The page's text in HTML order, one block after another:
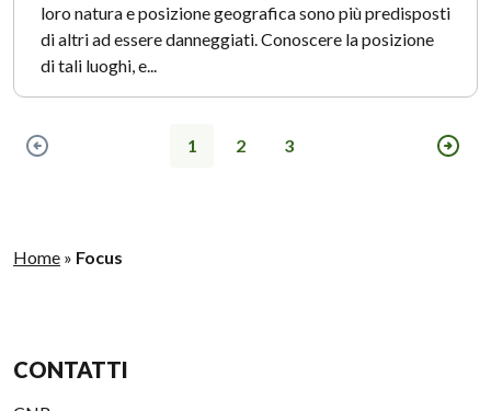
loro natura e posizione geografica sono più predisposti
di altri ad essere danneggiati. Conoscere la posizione
di tali luoghi, e...
Pagina precedente
1 2 3
Home » Focus
CONTATTI